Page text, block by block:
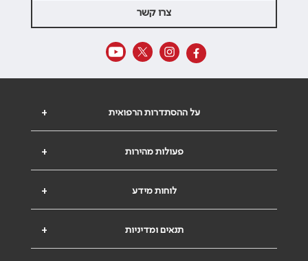
צרו קשר
+ על ההסתדרות הרפואית
+ פעולות מהירות
+ לוחות מידע
+ תנאים ומדיניות